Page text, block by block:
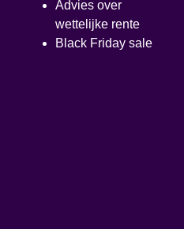
Advies over
wettelijke rente
Black Friday sale